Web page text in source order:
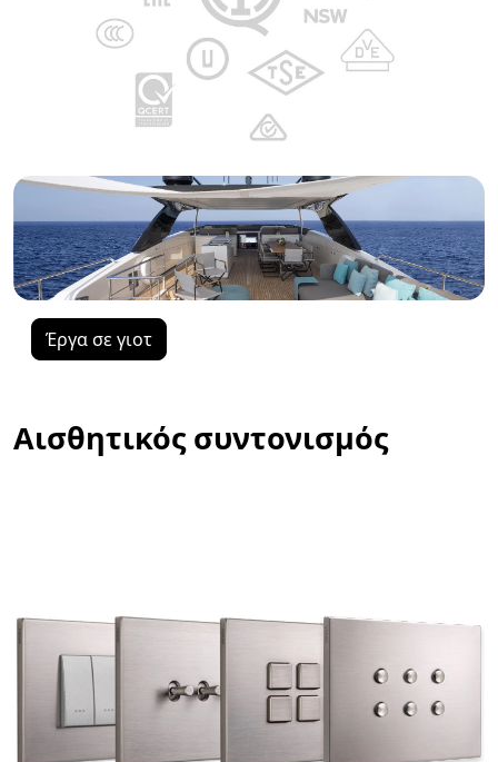
Έργα σε γιοτ
Αισθητικός συντονισμός